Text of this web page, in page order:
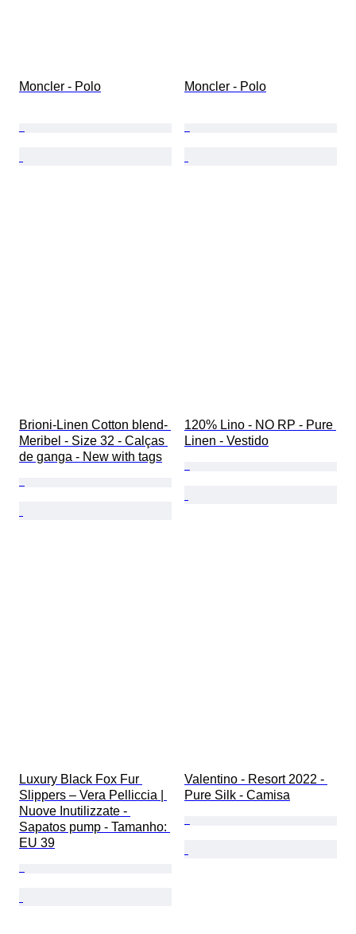
Moncler - Polo Moncler - Polo
Brioni-Linen Cotton blend-
Meribel - Size 32 - Calças
de ganga - New with tags
120% Lino - NO RP - Pure
Linen - Vestido
Luxury Black Fox Fur
Slippers – Vera Pelliccia |
Nuove Inutilizzate -
Sapatos pump - Tamanho:
EU 39
Valentino - Resort 2022 -
Pure Silk - Camisa